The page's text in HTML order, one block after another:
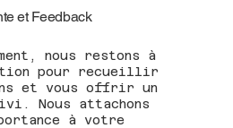
et Feedback
nous restons à
pour recueillir
et vous offrir un
Nous attachons
à votre